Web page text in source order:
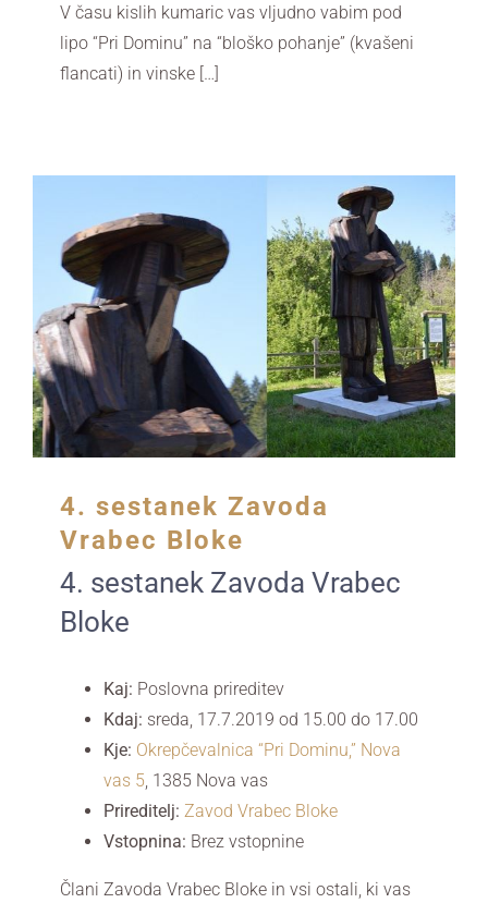
V času kislih kumaric vas vljudno vabim pod
lipo “Pri Dominu” na “bloško pohanje” (kvašeni
flancati) in vinske […]
4. sestanek Zavoda
Vrabec Bloke
4. sestanek Zavoda Vrabec
Bloke
Kaj: Poslovna prireditev
Kdaj: sreda, 17.7.2019 od 15.00 do 17.00
Kje: Okrepčevalnica “Pri Dominu,” Nova
vas 5, 1385 Nova vas
Prireditelj: Zavod Vrabec Bloke
Vstopnina: Brez vstopnine
Člani Zavoda Vrabec Bloke in vsi ostali, ki vas